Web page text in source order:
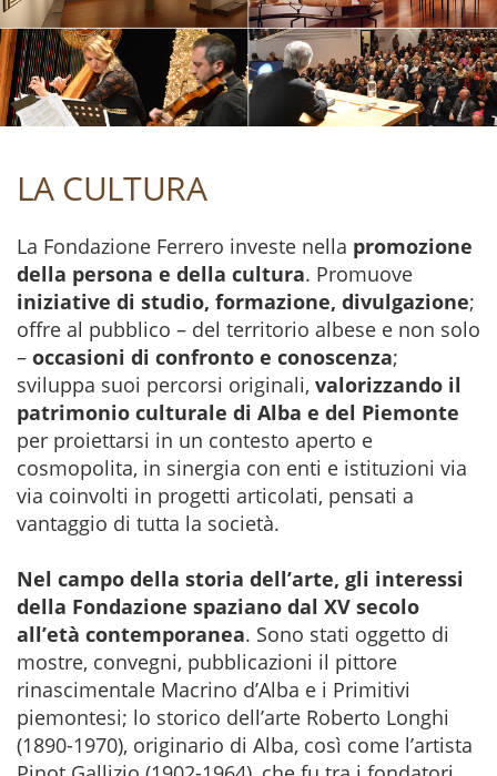
LA CULTURA
La Fondazione Ferrero investe nella promozione
della persona e della cultura. Promuove
iniziative di studio, formazione, divulgazione;
offre al pubblico – del territorio albese e non solo
– occasioni di confronto e conoscenza;
sviluppa suoi percorsi originali, valorizzando il
patrimonio culturale di Alba e del Piemonte
per proiettarsi in un contesto aperto e
cosmopolita, in sinergia con enti e istituzioni via
via coinvolti in progetti articolati, pensati a
vantaggio di tutta la società.
Nel campo della storia dell’arte, gli interessi
della Fondazione spaziano dal XV secolo
all’età contemporanea. Sono stati oggetto di
mostre, convegni, pubblicazioni il pittore
rinascimentale Macrino d’Alba e i Primitivi
piemontesi; lo storico dell’arte Roberto Longhi
(1890-1970), originario di Alba, così come l’artista